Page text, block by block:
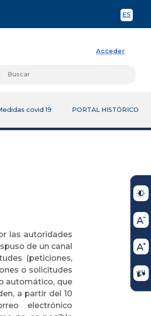
ES
Acceder
Buscar
covid 19 PORTAL HISTÓRICO
las autoridades
de un canal
(peticiones,
o solicitudes
automático, que
a partir del 10
electrónico